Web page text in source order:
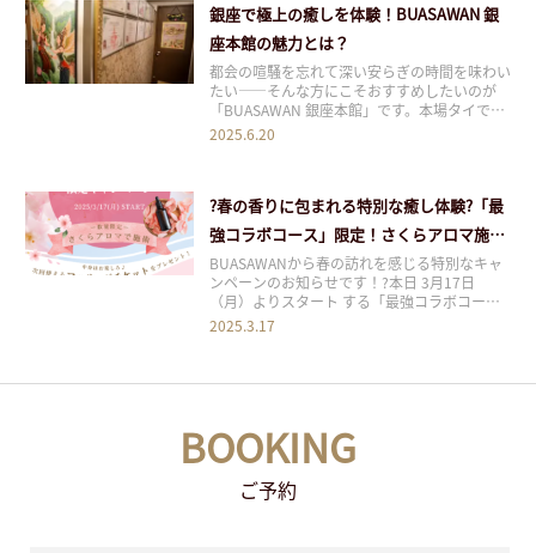
銀座で極上の癒しを体験！BUASAWAN 銀
座本館の魅力とは？
都会の喧騒を忘れて深い安らぎの時間を味わい
たい――そんな方にこそおすすめしたいのが
「BUASAWAN 銀座本館」です。本場タイで研
鑽を積んだプロフェッショナルなセラピストに
人
2025.6.20
?春の香りに包まれる特別な癒し体験?「最
強コラボコース」限定！さくらアロマ施術
スタート
BUASAWANから春の訪れを感じる特別なキャ
ンペーンのお知らせです！?本日 3月17日
（月）よりスタート する「最強コラボコー
ス」をお選びいただいた方限定で、期間限定の
2025.3.17
BOOKING
ご予約